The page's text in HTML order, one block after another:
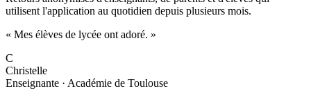
utilisent l'application au quotidien depuis plusieurs mois.
« Mes élèves de lycée ont adoré. »
C
Christelle
Enseignante · Académie de Toulouse